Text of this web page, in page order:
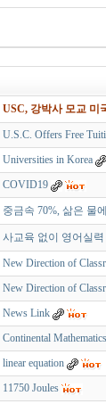
USC, 강박사 모교 미
U.S.C. Offers Free
Universities in Korea
COVID19
중금속 70%, 삶은 물
사교육 없이 영어실
New Direction of
New Direction of
News Link
Continental
linear equation
11750 Joules